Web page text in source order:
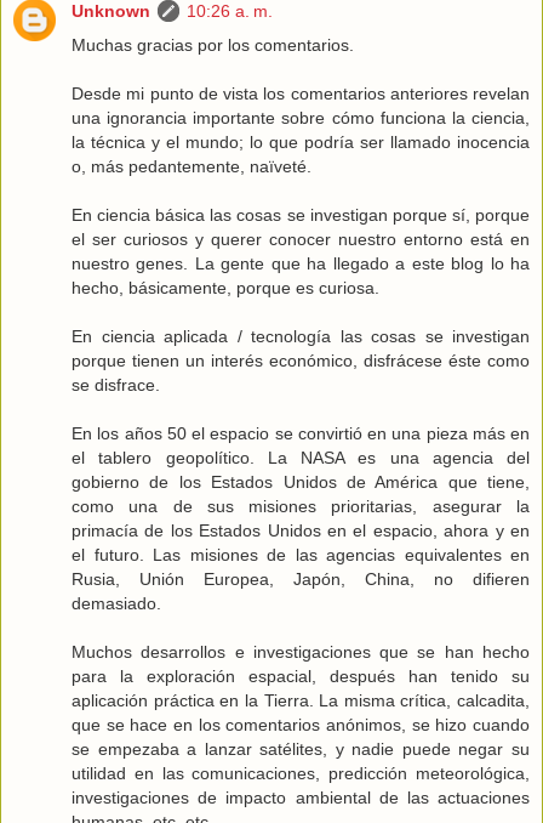
Unknown
10:26 a. m.
Muchas gracias por los comentarios.
Desde mi punto de vista los comentarios anteriores revelan
una ignorancia importante sobre cómo funciona la ciencia,
la técnica y el mundo; lo que podría ser llamado inocencia
o, más pedantemente, naïveté.
En ciencia básica las cosas se investigan porque sí, porque
el ser curiosos y querer conocer nuestro entorno está en
nuestro genes. La gente que ha llegado a este blog lo ha
hecho, básicamente, porque es curiosa.
En ciencia aplicada / tecnología las cosas se investigan
porque tienen un interés económico, disfrácese éste como
se disfrace.
En los años 50 el espacio se convirtió en una pieza más en
el tablero geopolítico. La NASA es una agencia del
gobierno de los Estados Unidos de América que tiene,
como una de sus misiones prioritarias, asegurar la
primacía de los Estados Unidos en el espacio, ahora y en
el futuro. Las misiones de las agencias equivalentes en
Rusia, Unión Europea, Japón, China, no difieren
demasiado.
Muchos desarrollos e investigaciones que se han hecho
para la exploración espacial, después han tenido su
aplicación práctica en la Tierra. La misma crítica, calcadita,
que se hace en los comentarios anónimos, se hizo cuando
se empezaba a lanzar satélites, y nadie puede negar su
utilidad en las comunicaciones, predicción meteorológica,
investigaciones de impacto ambiental de las actuaciones